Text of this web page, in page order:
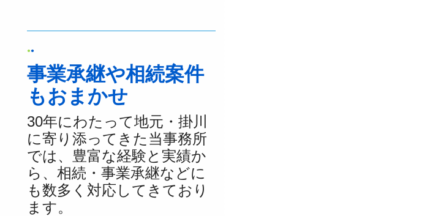
●●
事業承継や相続案件
もおまかせ
30年にわたって地元・掛川
に寄り添ってきた当事務所
では、豊富な経験と実績か
ら、相続・事業承継などに
も数多く対応してきており
ます。